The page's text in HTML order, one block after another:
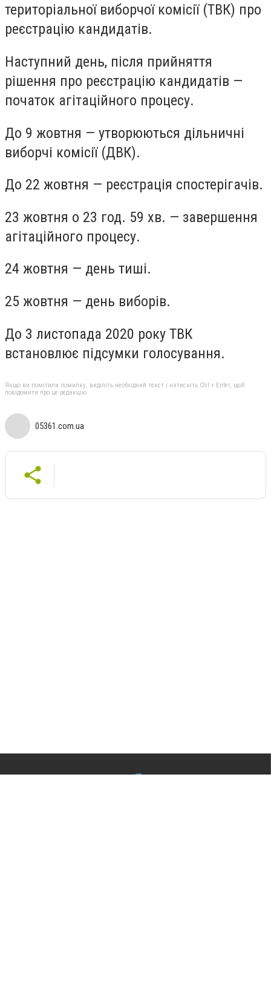
територіальної виборчої комісії (ТВК) про
реєстрацію кандидатів.
Наступний день, після прийняття
рішення про реєстрацію кандидатів —
початок агітаційного процесу.
До 9 жовтня — утворюються дільничні
виборчі комісії (ДВК).
До 22 жовтня — реєстрація спостерігачів.
23 жовтня о 23 год. 59 хв. — завершення
агітаційного процесу.
24 жовтня — день тиші.
25 жовтня — день виборів.
До 3 листопада 2020 року ТВК
встановлює підсумки голосування.
Якщо ви помітили помилку, виділіть необхідний текст і натисніть Ctrl + Enter, щоб
повідомити про це редакцію
05361.com.ua